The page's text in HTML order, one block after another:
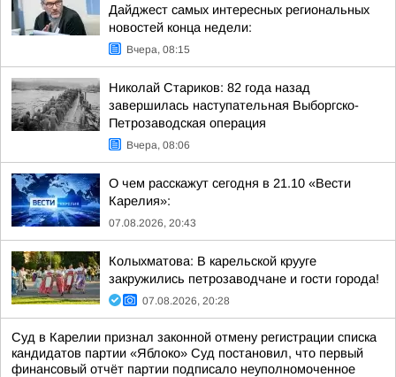
Дайджест самых интересных региональных
новостей конца недели:
Вчера, 08:15
Николай Стариков: 82 года назад
завершилась наступательная Выборгско-
Петрозаводская операция
Вчера, 08:06
О чем расскажут сегодня в 21.10 «Вести
Карелия»:
07.08.2026, 20:43
Колыхматова: В карельской крууге
закружились петрозаводчане и гости города!
07.08.2026, 20:28
Суд в Карелии признал законной отмену регистрации списка
кандидатов партии «Яблоко» Суд постановил, что первый
финансовый отчёт партии подписало неуполномоченное